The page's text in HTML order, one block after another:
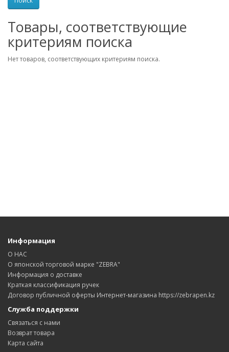
Товары, соответствующие
критериям поиска
Нет товаров, соответствующих критериям поиска.
Информация
О НАС
О японской торговой марке "ZEBRA"
Информация о доставке
Краткая классификация ручек
Договор публичной оферты Интернет-магазина https://zebrapen.kz
Служба поддержки
Связаться с нами
Возврат товара
Карта сайта